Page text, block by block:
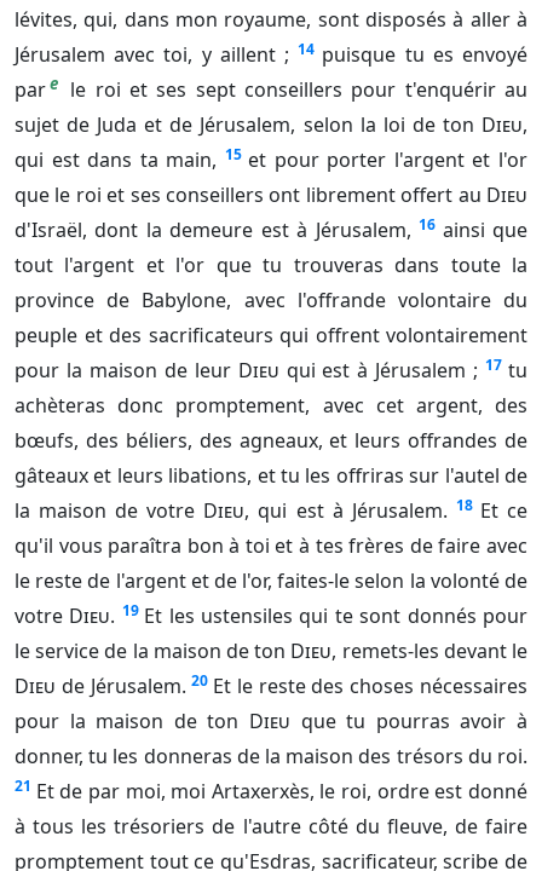
lévites, qui, dans mon royaume, sont disposés à aller à
Jérusalem avec toi, y aillent ; 14 puisque tu es envoyé
pare
le roi et ses sept conseillers pour t'enquérir au
sujet de Juda et de Jérusalem, selon la loi de ton Dieu,
qui est dans ta main, 15 et pour porter l'argent et l'or
que le roi et ses conseillers ont librement offert au Dieu
d'Israël, dont la demeure est à Jérusalem, 16 ainsi que
tout l'argent et l'or que tu trouveras dans toute la
province de Babylone, avec l'offrande volontaire du
peuple et des sacrificateurs qui offrent volontairement
pour la maison de leur Dieu qui est à Jérusalem ; 17 tu
achèteras donc promptement, avec cet argent, des
bœufs, des béliers, des agneaux, et leurs offrandes de
gâteaux et leurs libations, et tu les offriras sur l'autel de
la maison de votre Dieu, qui est à Jérusalem. 18 Et ce
qu'il vous paraîtra bon à toi et à tes frères de faire avec
le reste de l'argent et de l'or, faites-le selon la volonté de
votre Dieu. 19 Et les ustensiles qui te sont donnés pour
le service de la maison de ton Dieu, remets-les devant le
Dieu de Jérusalem. 20 Et le reste des choses nécessaires
pour la maison de ton Dieu que tu pourras avoir à
donner, tu les donneras de la maison des trésors du roi.
21 Et de par moi, moi Artaxerxès, le roi, ordre est donné
à tous les trésoriers de l'autre côté du fleuve, de faire
promptement tout ce qu'Esdras, sacrificateur, scribe de